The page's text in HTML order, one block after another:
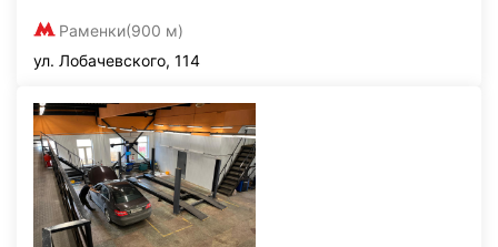
Раменки(900 м)
ул. Лобачевского, 114